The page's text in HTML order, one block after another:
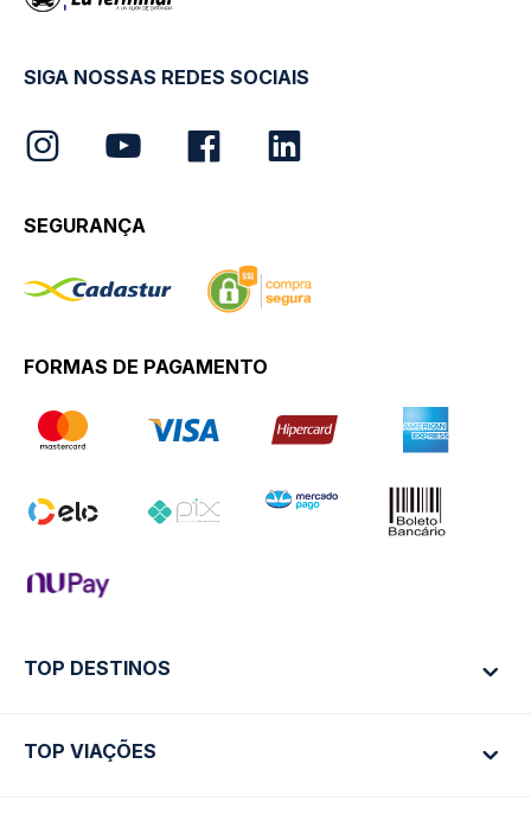
SIGA NOSSAS REDES SOCIAIS
SEGURANÇA
FORMAS DE PAGAMENTO
TOP DESTINOS
Ônibus Rio de Janeiro
TOP VIAÇÕES